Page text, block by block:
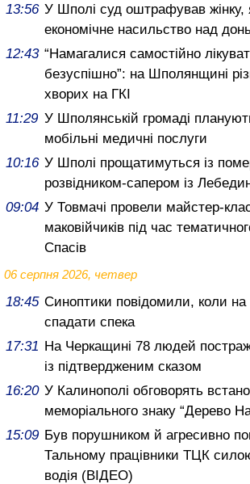
13:56 У Шполі суд оштрафував жінку,
економічне насильство над
12:43 “Намагалися самостійно
безуспішно”: на Шполянщині
хворих на ГКІ
11:29 У Шполянській громаді
мобільні медичні послуги
10:16 У Шполі прощатимуться із
розвідником-сапером із
09:04 У Товмачі провели майстер-
маковійчиків під час
Спасів
06 серпня 2026, четвер
18:45 Синоптики повідомили, коли
спадати спека
17:31 На Черкащині 78 людей
із підтвердженим сказом
16:20 У Калинополі обговорять
меморіального знаку “Дерево
15:09 Був порушником й агресивно
Тальному працівники ТЦК
водія (ВІДЕО)